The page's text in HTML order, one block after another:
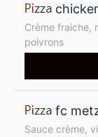
Crème fraiche,
poivrons
fc
Sauce crème,